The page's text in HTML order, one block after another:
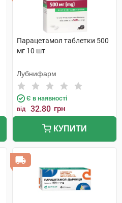
Парацетамол таблетки 500
мг 10 шт
Лубнифарм
Є в наявності
від 32.80 грн
КУПИТИ